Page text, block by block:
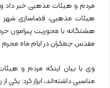
مردم و هیئات مذهبی خبر داد
هیئات مذهبی، فضاسازی
هشتگانه با محوریت
مقدس جمکران در ایام ماه
وی با بیان اینکه مردم و
مناسبی داشته‌اند، ابراز کرد: یکی